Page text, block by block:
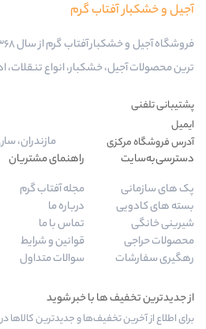
آجیل و خشکبار آفتاب گرم
ترین محصولات آجیل، خشکبار، انواع
پشتیبانی تلفنی
ایمیل
آدرس‌ فروشگاه مرکزی
مازندران،
دسترسی‌به‌سایت
پک های سازمانی
بسته های کادویی
شیرینی خانگی
محصولات حراجی
رهگیری سفارشات
راهنمای مشتریان
مجله آفتاب گرم
درباره ما
تماس با ما
قوانین و شرایط
سوالات متداول
از جدیدترین تخفیف ها با خبر شوید
برای اطلاع از آخرین تخفیف‌ها و جدیدترین کالاها